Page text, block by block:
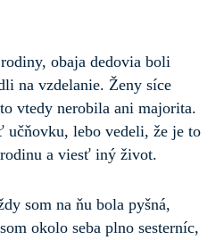
obaja dedovia boli
na vzdelanie. Ženy síce
vtedy nerobila ani majorita.
učňovku, lebo vedeli, že je to
a viesť iný život.
som na ňu bola pyšná,
okolo seba plno sesterníc,